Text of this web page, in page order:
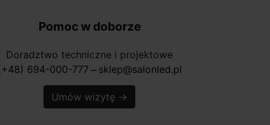
Pomoc w doborze
Doradztwo techniczne i projektowe
694-000-777 horizontal_rule sklep@salonled.pl
Umów wizytę →